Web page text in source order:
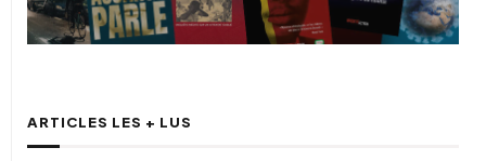
ARTICLES LES + LUS